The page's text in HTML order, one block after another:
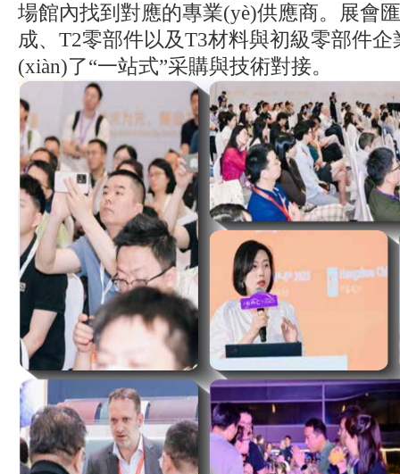
場館內找到對應的專業(yè)供應商。展會
成、T2零部件以及T3材料與初級零部件
(xiàn)了“一站式”采購與技術對接。